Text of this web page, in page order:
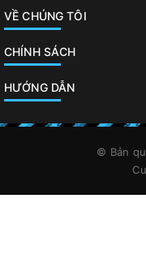
VỀ CHÚNG TÔI
CHÍNH SÁCH
HƯỚNG DẪN
© Bản